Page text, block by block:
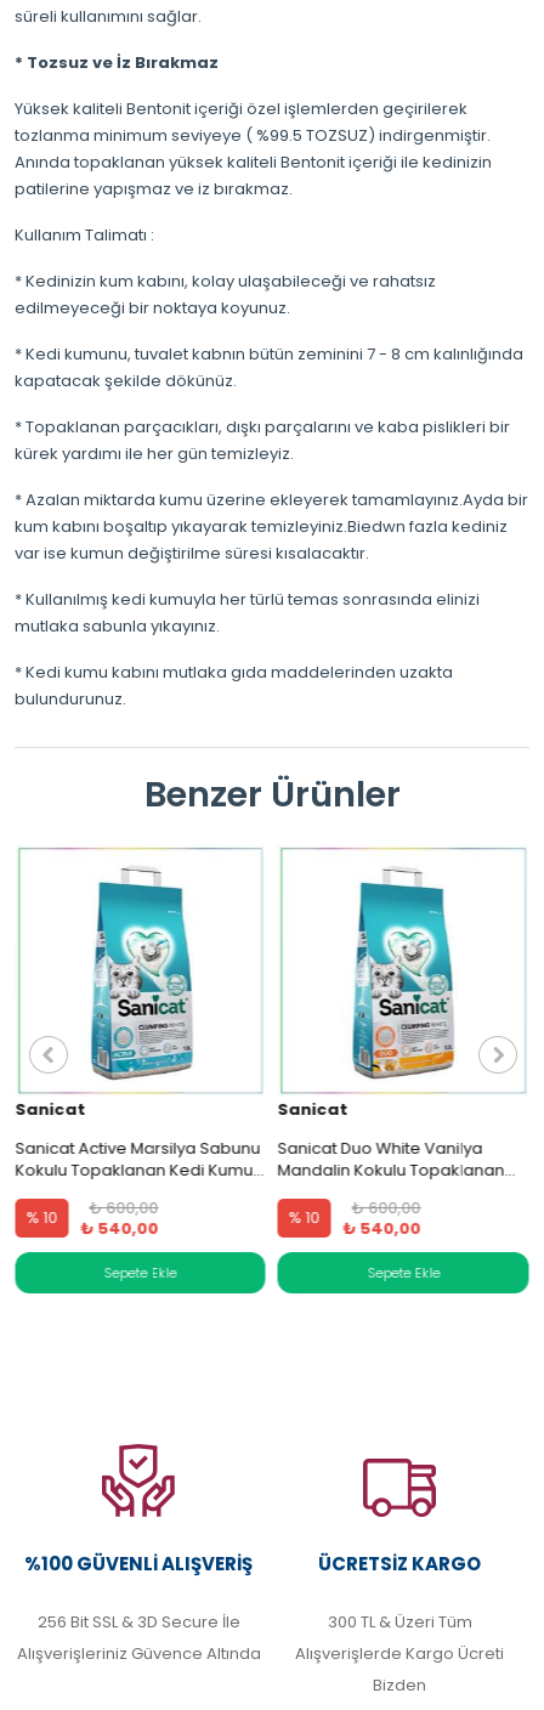
süreli kullanımını sağlar.
* Tozsuz ve İz Bırakmaz
Yüksek kaliteli Bentonit içeriği özel işlemlerden geçirilerek
tozlanma minimum seviyeye ( %99.5 TOZSUZ) indirgenmiştir.
Anında topaklanan yüksek kaliteli Bentonit içeriği ile kedinizin
patilerine yapışmaz ve iz bırakmaz.
Kullanım Talimatı :
* Kedinizin kum kabını, kolay ulaşabileceği ve rahatsız
edilmeyeceği bir noktaya koyunuz.
* Kedi kumunu, tuvalet kabnın bütün zeminini 7 - 8 cm kalınlığında
kapatacak şekilde dökünüz.
* Topaklanan parçacıkları, dışkı parçalarını ve kaba pislikleri bir
kürek yardımı ile her gün temizleyiz.
* Azalan miktarda kumu üzerine ekleyerek tamamlayınız.Ayda bir
kum kabını boşaltıp yıkayarak temizleyiniz.Biedwn fazla kediniz
var ise kumun değiştirilme süresi kısalacaktır.
* Kullanılmış kedi kumuyla her türlü temas sonrasında elinizi
mutlaka sabunla yıkayınız.
* Kedi kumu kabını mutlaka gıda maddelerinden uzakta
bulundurunuz.
Benzer Ürünler
Sanicat
Sanicat Active Marsilya Sabunu
Kokulu Topaklanan Kedi Kumu
% 10
₺ 600,00
₺ 540,00
Sanicat
Sanicat Duo White Vanilya
Mandalin Kokulu Topaklanan
% 10
₺ 600,00
₺ 540,00
%100 GÜVENLI ALIŞVERIŞ
256 Bit SSL & 3D Secure İle
Alışverişleriniz Güvence Altında
ÜCRETSIZ KARGO
300 TL & Üzeri Tüm
Alışverişlerde Kargo Ücreti
Bizden